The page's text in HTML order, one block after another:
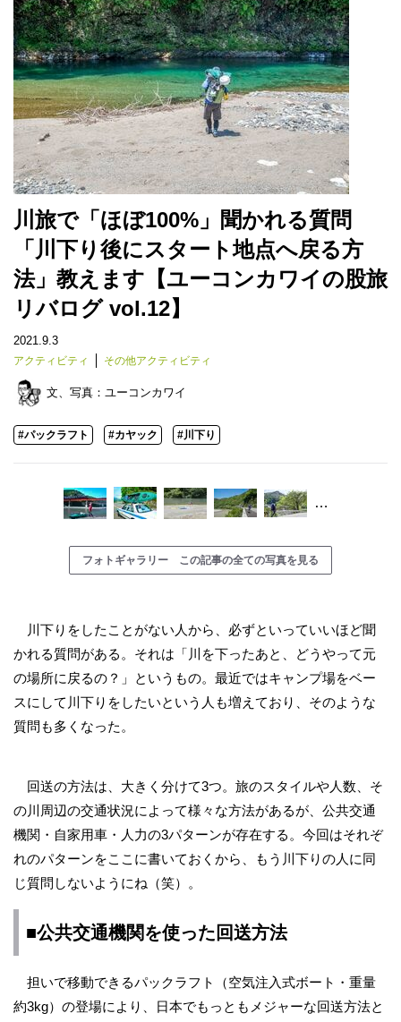
川旅で「ほぼ100%」聞かれる質問
「川下り後にスタート地点へ戻る方
法」教えます【ユーコンカワイの股旅
リバログ vol.12】
2021.9.3
アクティビティ その他アクティビティ
文、写真： ユーコンカワイ
#パックラフト #カヤック #川下り
…
フォトギャラリー この記事の全ての写真を見る
川下りをしたことがない人から、必ずといっていいほど聞
かれる質問がある。それは「川を下ったあと、どうやって元
の場所に戻るの？」というもの。最近ではキャンプ場をベー
スにして川下りをしたいという人も増えており、そのような
質問も多くなった。
回送の方法は、大きく分けて3つ。旅のスタイルや人数、そ
の川周辺の交通状況によって様々な方法があるが、公共交通
機関・自家用車・人力の3パターンが存在する。今回はそれぞ
れのパターンをここに書いておくから、もう川下りの人に同
じ質問しないようにね（笑）。
■公共交通機関を使った回送方法
担いで移動できるパックラフト（空気注入式ボート・重量
約3kg）の登場により、日本でもっともメジャーな回送方法と